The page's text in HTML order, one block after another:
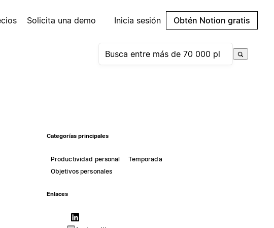
Solicita una demo Inicia sesión Obtén Notion gratis
Categorías principales
Productividad personal
Temporada
Objetivos personales
Enlaces